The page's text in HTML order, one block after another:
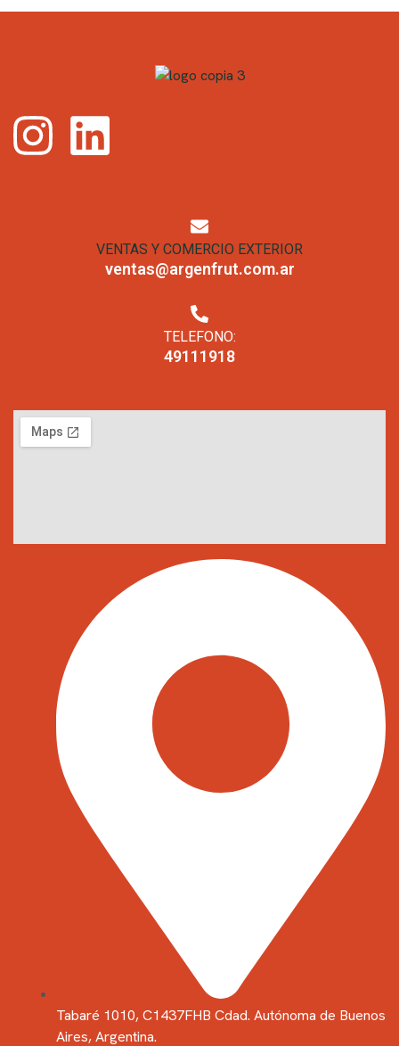
VENTAS Y COMERCIO EXTERIOR
ventas@argenfrut.com.ar
TELEFONO:
49111918
Tabaré 1010, C1437FHB Cdad. Autónoma de Buenos
Aires, Argentina.